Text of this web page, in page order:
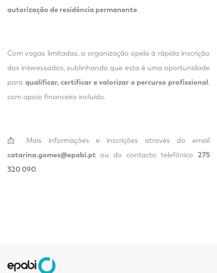
autorização de residência permanente.
Com vagas limitadas, a organização apela à rápida inscrição
dos interessados, sublinhando que esta é uma oportunidade
para qualificar, certificar e valorizar o percurso profissional,
com apoio financeiro incluído.
📩 Mais informações e inscrições através do email
catarina.gomes@epabi.pt ou do contacto telefónico 275
320 090.